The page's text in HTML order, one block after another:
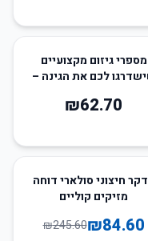
מספרי גיזום מקצועיים
לכם את הגינה –
חובב!₪62.70
חיצוני סולארי דוחה
מזיקים קוליים
₪84.60
₪245.60